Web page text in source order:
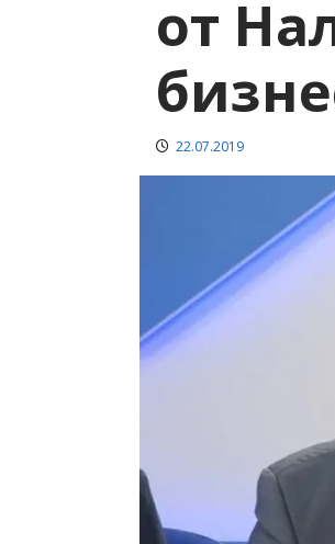
от
22.07.2019